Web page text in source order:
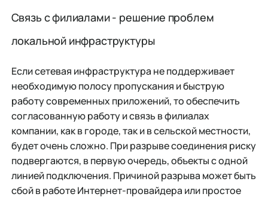
Связь с филиалами - решение проблем
локальной инфраструктуры
Если сетевая инфраструктура не поддерживает
необходимую полосу пропускания и быструю
работу современных приложений, то обеспечить
согласованную работу и связь в филиалах
компании, как в городе, так и в сельской местности,
будет очень сложно. При разрыве соединения риску
подвергаются, в первую очередь, объекты с одной
линией подключения. Причиной разрыва может быть
сбой в работе Интернет-провайдера или простое